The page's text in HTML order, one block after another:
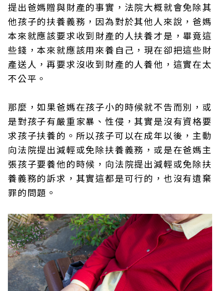
提出爸媽贈與財產的事實，法院大概就會免除其
他孩子的扶養義務，因為對於其他人來說，爸媽
本來就應該要求收到財產的人扶養才是，畢竟這
些錢，本來就應該用來養自己，現在卻把這些財
產送人，再要求沒收到財產的人養他，這實在太
不公平。
那麼，如果爸媽在孩子小的時候就不告而別，或
是對孩子有嚴重家暴、性侵，其實是沒有資格要
求孩子扶養的。所以孩子可以在成年以後，主動
向法院提出減輕或免除扶養義務，或是在爸媽主
張孩子要養他的時候，向法院提出減輕或免除扶
養義務的訴求，其實這都是可行的，也沒有遺棄
罪的問題。